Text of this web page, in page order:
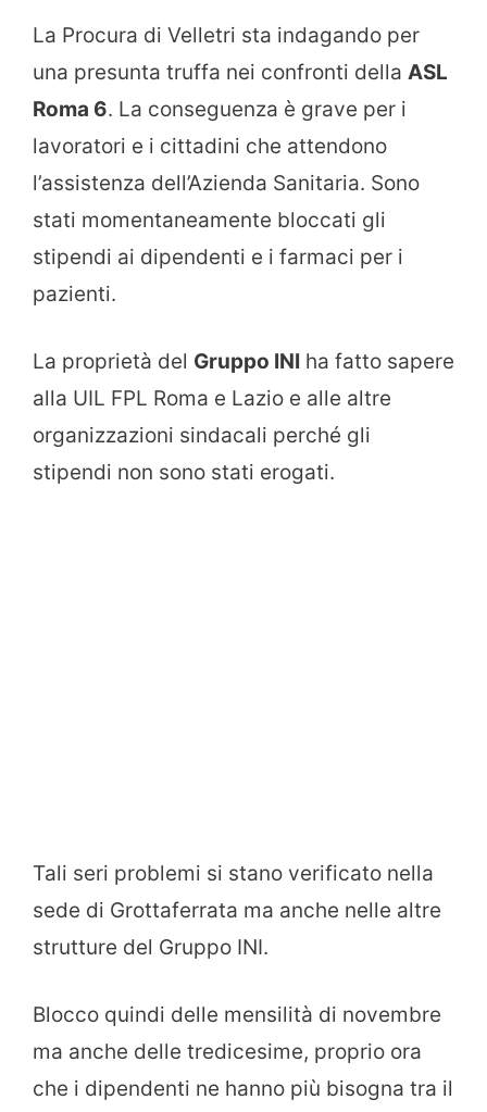
La Procura di Velletri sta indagando per
una presunta truffa nei confronti della ASL
Roma 6. La conseguenza è grave per i
lavoratori e i cittadini che attendono
l’assistenza dell’Azienda Sanitaria. Sono
stati momentaneamente bloccati gli
stipendi ai dipendenti e i farmaci per i
pazienti.
La proprietà del Gruppo INI ha fatto sapere
alla UIL FPL Roma e Lazio e alle altre
organizzazioni sindacali perché gli
stipendi non sono stati erogati.
Tali seri problemi si stano verificato nella
sede di Grottaferrata ma anche nelle altre
strutture del Gruppo INI.
Blocco quindi delle mensilità di novembre
ma anche delle tredicesime, proprio ora
che i dipendenti ne hanno più bisogna tra il